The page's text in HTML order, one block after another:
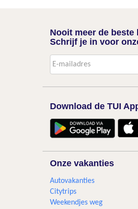
Nooit meer de
Schrijf je in voor
Download de TUI
Onze vakanties
Autovakanties
Citytrips
Weekendjes weg